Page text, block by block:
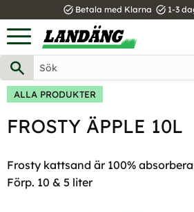
Meny
task_alt Betala med Klarna task_alt 1-3
ALLA PRODUKTER
FROSTY ÄPPLE 10L
Frosty kattsand är 100%
Förp. 10 & 5 liter